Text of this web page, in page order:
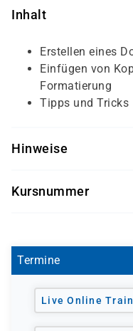
Inhalt
Erstellen eines
Einfügen von
Formatierung
Tipps und Tricks
Hinweise
Software-Version
Kursnummer
Termine
Live Online